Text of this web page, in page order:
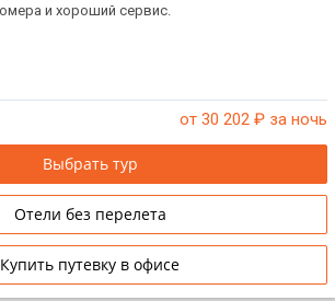
и хороший сервис.
от 30 202 ₽ за ночь
Выбрать тур
Отели без перелета
Купить путевку в офисе